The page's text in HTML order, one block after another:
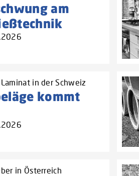
am
in der Schweiz
kommt
in Österreich